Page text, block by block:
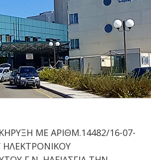
ΜΕ ΑΡΙΘΜ.14482/16-07-
ΗΛΕΚΤΡΟΝΙΚΟΥ